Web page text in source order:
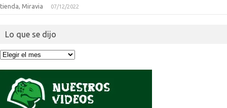
tienda, Miravia
07/12/2022
Lo que se dijo
Lo